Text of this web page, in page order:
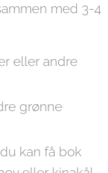
med 3-4
eller andre
grønne
kan få bok